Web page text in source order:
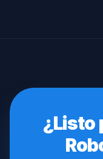
¿Listo